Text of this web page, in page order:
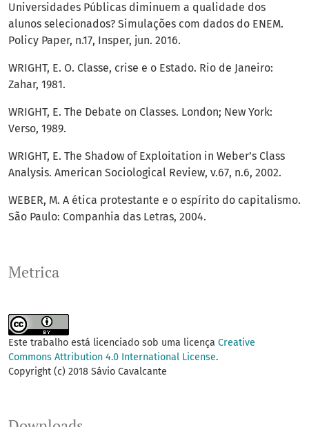
Metrica
Universidades Públicas diminuem a qualidade dos
alunos selecionados? Simulações com dados do ENEM.
Policy Paper, n.17, Insper, jun. 2016.
WRIGHT, E. O. Classe, crise e o Estado. Rio de Janeiro:
Zahar, 1981.
WRIGHT, E. The Debate on Classes. London; New York:
Verso, 1989.
WRIGHT, E. The Shadow of Exploitation in Weber’s Class
Analysis. American Sociological Review, v.67, n.6, 2002.
WEBER, M. A ética protestante e o espírito do capitalismo.
São Paulo: Companhia das Letras, 2004.
Este trabalho está licenciado sob uma licença Creative
Commons Attribution 4.0 International License.
Copyright (c) 2018 Sávio Cavalcante